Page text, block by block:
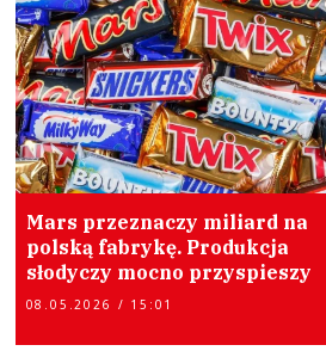
Mars przeznaczy miliard na
polską fabrykę. Produkcja
słodyczy mocno przyspieszy
08.05.2026 / 15:01